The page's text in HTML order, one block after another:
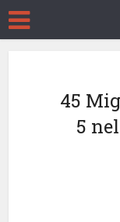
45
5